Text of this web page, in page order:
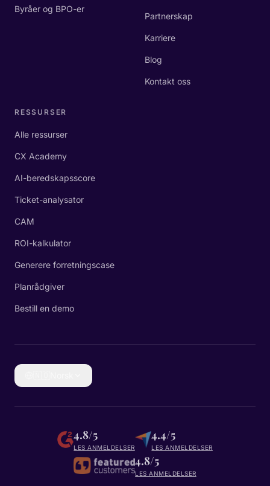
Byråer og BPO-er
Partnerskap
Karriere
Blog
Kontakt oss
RESSURSER
Alle ressurser
CX Academy
AI-beredskapsscore
Ticket-analysator
CAM
ROI-kalkulator
Generere forretningscase
Planrådgiver
Bestill en demo
4.8/5
LES ANMELDELSER
4.4/5
LES ANMELDELSER
4.8/5
LES ANMELDELSER